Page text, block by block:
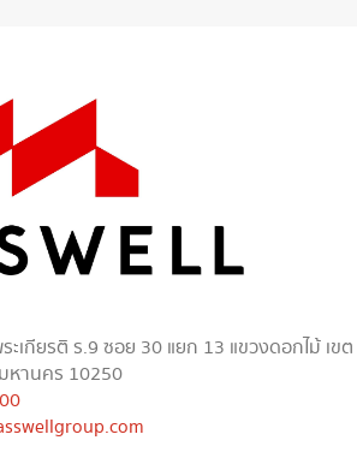
ะเกียรติ ร.9 ซอย 30 แยก 13 แขวงดอกไม้ เขต
หานคร 10250